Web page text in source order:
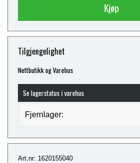
Kjøp
Tilgjengelighet
Nettbutikk og Varehus
Se lagerstatus i varehus
Fjernlager:
Art.nr: 1620155040